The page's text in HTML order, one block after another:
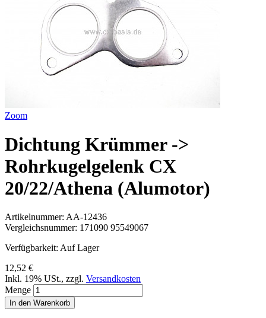
Zoom
Dichtung Krümmer ->
Rohrkugelgelenk CX
20/22/Athena (Alumotor)
Artikelnummer: AA-12436
Vergleichsnummer: 171090 95549067
Verfügbarkeit: Auf Lager
12,52 €
Inkl. 19% USt., zzgl. Versandkosten
Menge
In den Warenkorb